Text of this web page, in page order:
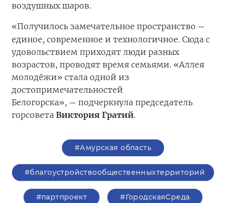
воздушных шаров.
«Получилось замечательное пространство —
единое, современное и технологичное. Сюда с
удовольствием приходят люди разных
возрастов, проводят время семьями. «Аллея
молодёжи» стала одной из
достопримечательностей
Белогорска», — подчеркнула председатель
горсовета Виктория Гратий.
#Амурская область
#благоустройствообщественныхтерриторий
#партпроект #ГородскаяСреда